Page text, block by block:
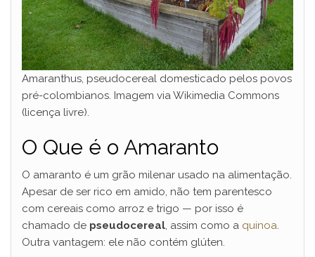
Amaranthus, pseudocereal domesticado pelos povos
pré-colombianos. Imagem via Wikimedia Commons
(licença livre).
O Que é o Amaranto
O amaranto é um grão milenar usado na alimentação.
Apesar de ser rico em amido, não tem parentesco
com cereais como arroz e trigo — por isso é
chamado de pseudocereal, assim como a quinoa.
Outra vantagem: ele não contém glúten.